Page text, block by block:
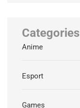
Categories
Anime
Esport
Games